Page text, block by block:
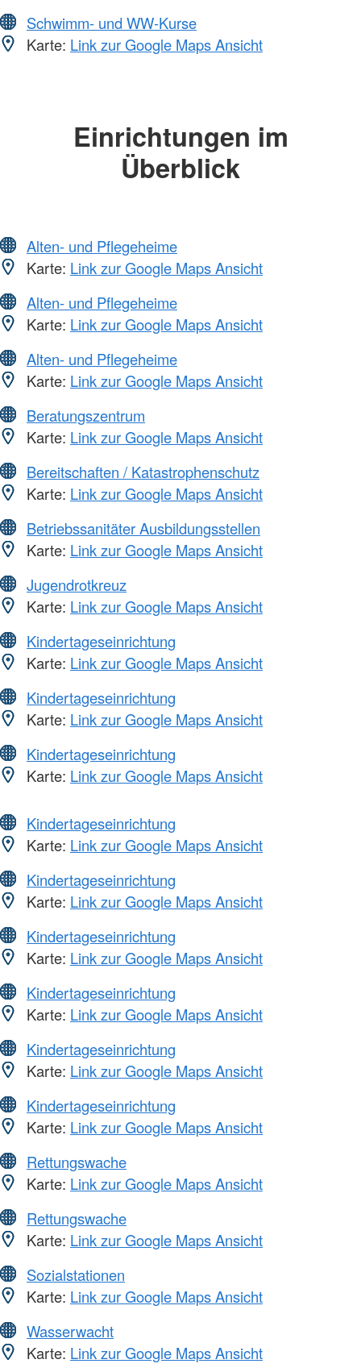
Schwimm- und WW-Kurse
Karte: Link zur Google Maps Ansicht
Einrichtungen im
Überblick
Alten- und Pflegeheime
Karte: Link zur Google Maps Ansicht
Alten- und Pflegeheime
Karte: Link zur Google Maps Ansicht
Alten- und Pflegeheime
Karte: Link zur Google Maps Ansicht
Beratungszentrum
Karte: Link zur Google Maps Ansicht
Bereitschaften / Katastrophenschutz
Karte: Link zur Google Maps Ansicht
Betriebssanitäter Ausbildungsstellen
Karte: Link zur Google Maps Ansicht
Jugendrotkreuz
Karte: Link zur Google Maps Ansicht
Kindertageseinrichtung
Karte: Link zur Google Maps Ansicht
Kindertageseinrichtung
Karte: Link zur Google Maps Ansicht
Kindertageseinrichtung
Karte: Link zur Google Maps Ansicht
Kindertageseinrichtung
Karte: Link zur Google Maps Ansicht
Kindertageseinrichtung
Karte: Link zur Google Maps Ansicht
Kindertageseinrichtung
Karte: Link zur Google Maps Ansicht
Kindertageseinrichtung
Karte: Link zur Google Maps Ansicht
Kindertageseinrichtung
Karte: Link zur Google Maps Ansicht
Kindertageseinrichtung
Karte: Link zur Google Maps Ansicht
Rettungswache
Karte: Link zur Google Maps Ansicht
Rettungswache
Karte: Link zur Google Maps Ansicht
Sozialstationen
Karte: Link zur Google Maps Ansicht
Wasserwacht
Karte: Link zur Google Maps Ansicht